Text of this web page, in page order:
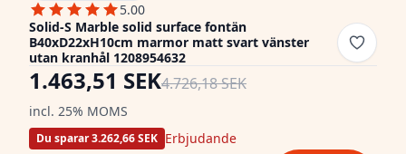
5.00
Solid-S Marble solid surface fontän
B40xD22xH10cm marmor matt svart vänster
utan kranhål 1208954632
1.463,51 SEK4.726,18 SEK
incl. 25% MOMS
Du sparar 3.262,66 SEK Erbjudande